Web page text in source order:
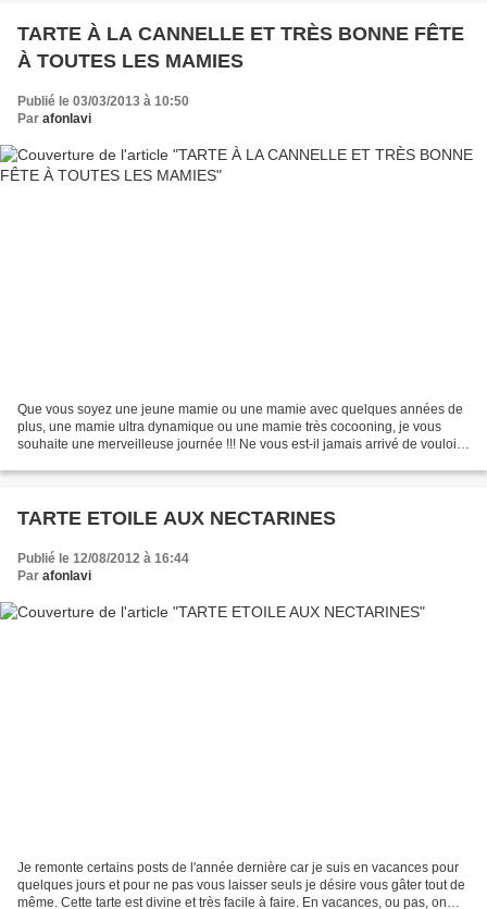
TARTE À LA CANNELLE ET TRÈS BONNE FÊTE
À TOUTES LES MAMIES
Publié le 03/03/2013 à 10:50
Par afonlavi
Que vous soyez une jeune mamie ou une mamie avec quelques années de
plus, une mamie ultra dynamique ou une mamie très cocooning, je vous
souhaite une merveilleuse journée !!! Ne vous est-il jamais arrivé de vouloir
TARTE ETOILE AUX NECTARINES
Publié le 12/08/2012 à 16:44
Par afonlavi
Je remonte certains posts de l'année dernière car je suis en vacances pour
quelques jours et pour ne pas vous laisser seuls je désire vous gâter tout de
même. Cette tarte est divine et très facile à faire. En vacances, ou pas, on